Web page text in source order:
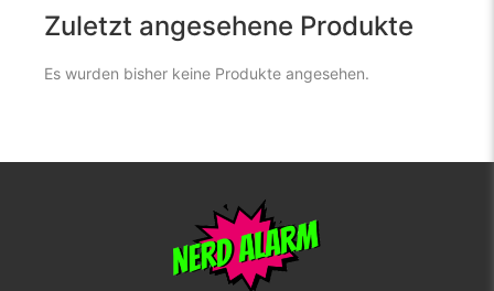
Zuletzt angesehene Produkte
Es wurden bisher keine Produkte angesehen.